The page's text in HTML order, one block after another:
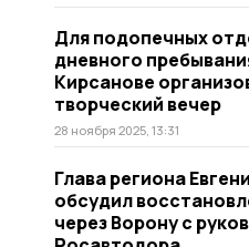
Для подопечных
дневного
Кирсанове
творческий вечер
28 ноября 2025, 13:31
Глава региона
обсудил
через Ворону с